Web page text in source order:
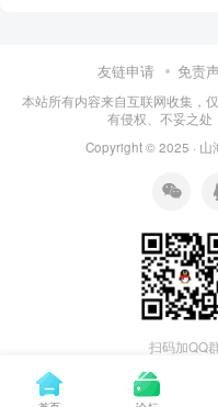
友链申请 免责
本站所有内容来自互联网收集，
有侵权、不妥之处
Copyright © 2025 · 山
扫码加QQ